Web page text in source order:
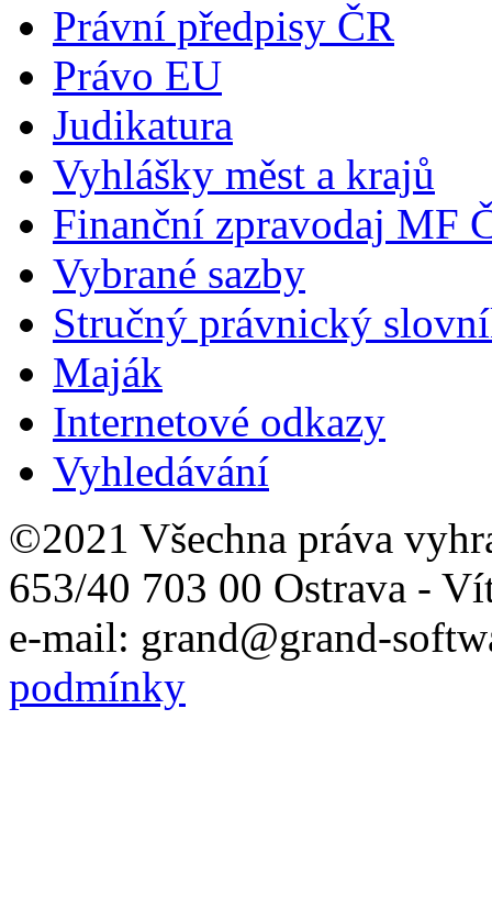
Právní předpisy ČR
Právo EU
Judikatura
Vyhlášky měst a krajů
Finanční zpravodaj MF
Vybrané sazby
Stručný právnický
Maják
Internetové odkazy
Vyhledávání
©2021 Všechna práva
653/40 703 00 Ostrava -
e-mail: grand@grand-
podmínky